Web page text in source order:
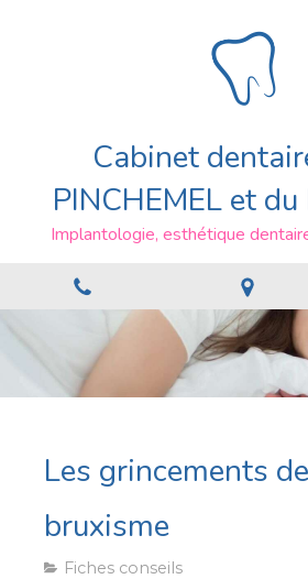
Cabinet
PINCHEMEL et du
Implantologie, esthétique
Les grincements
bruxisme
Fiches conseils